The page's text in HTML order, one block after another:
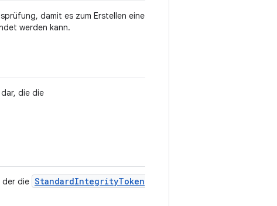
damit es zum Erstellen eines
werden kann.
die die
der die StandardIntegrityToken